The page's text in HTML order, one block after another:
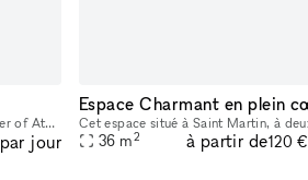
Our venue at Praxitelous 26, in the center of Athens, is available for rent. Modern and fully equipped — ideal for digital art, photography, brand activations, pop-ups, and presentations. 62 sq.m. ov
par jour 36 m2 à partir de120 €